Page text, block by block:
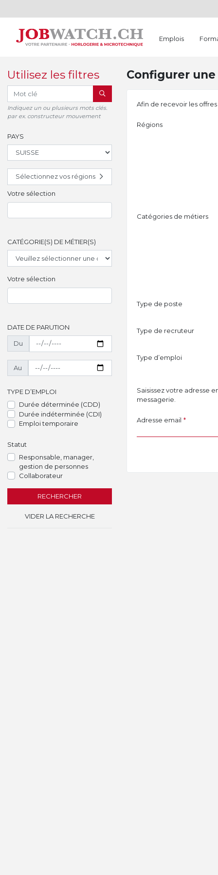
Emplois
Utilisez les filtres
RECHERCHER
Indiquez un ou plusieurs mots clés.
par ex. constructeur mouvement
PAYS
Sélectionnez vos régions
Votre sélection
CATÉGORIE(S) DE MÉTIER(S)
Votre sélection
DATE DE PARUTION
Du
Au
TYPE D’EMPLOI
Durée déterminée (CDD)
Durée indéterminée (CDI)
Emploi temporaire
Statut
Responsable, manager,
gestion de personnes
Collaborateur
RECHERCHER
VIDER LA RECHERCHE
Configurer
Afin de recevoir les
Régions
Catégories de métiers
Type de poste
Type de recruteur
Type d’emploi
Saisissez votre adresse
messagerie.
Adresse email *